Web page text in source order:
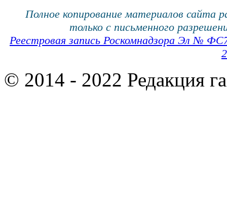
Полное копирование материалов сайта
только с письменного
Реестровая запись Роскомнадзора Эл №
© 2014 - 2022 Редакция